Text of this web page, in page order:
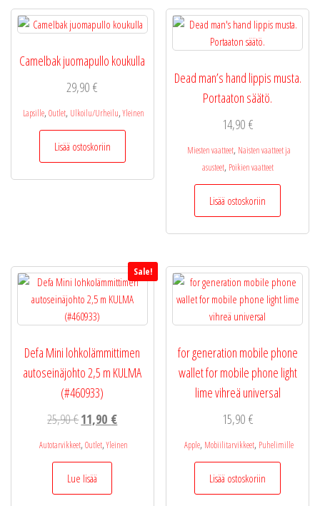
Camelbak juomapullo koukulla
29,90€
Lapsille, Outlet, Ulkoilu/Urheilu, Yleinen
Lisää ostoskoriin
Dead man’s hand lippis musta.
Portaaton säätö.
14,90 €
Miesten vaatteet, Naisten vaatteet ja
asusteet, Poikien vaatteet
Lisää ostoskoriin
Sale!
Defa Mini lohkolämmittimen
autoseinäjohto 2,5 m KULMA
(#460933)
25,90€Alkuperäinen
hinta
oli:
25,90 €.
11,90 €Nykyinen
Autotarvikkeet, Outlet, Yleinen
Lue lisää
for generation mobile phone
wallet for mobile phone light
lime vihreä universal
15,90 €
Apple, Mobiilitarvikkeet, Puhelimille
Lisää ostoskoriin